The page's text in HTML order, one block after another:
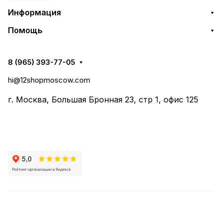
Информация
Помощь
8 (965) 393-77-05
hi@12shopmoscow.com
г. Москва, Большая Бронная 23, стр 1, офис 125